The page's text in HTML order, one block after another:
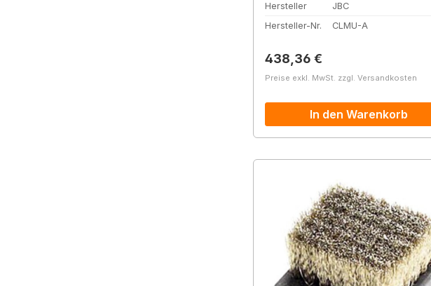
Hersteller
JBC
Hersteller-Nr.
CLMU-A
Regulärer Preis:
438,36 €
Preise exkl. MwSt. zzgl. Versandkosten
In den Warenkorb